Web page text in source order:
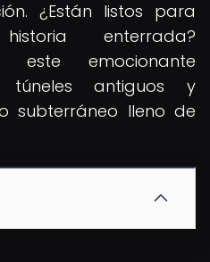
¿Están listos para
enterrada?
este emocionante
antiguos y
subterráneo lleno de